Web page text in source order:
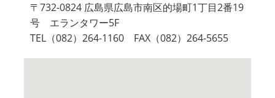
〒732-0824 広島県広島市南区的場町1丁目2番19
号 エランタワー5F
TEL（082）264-1160 FAX（082）264-5655